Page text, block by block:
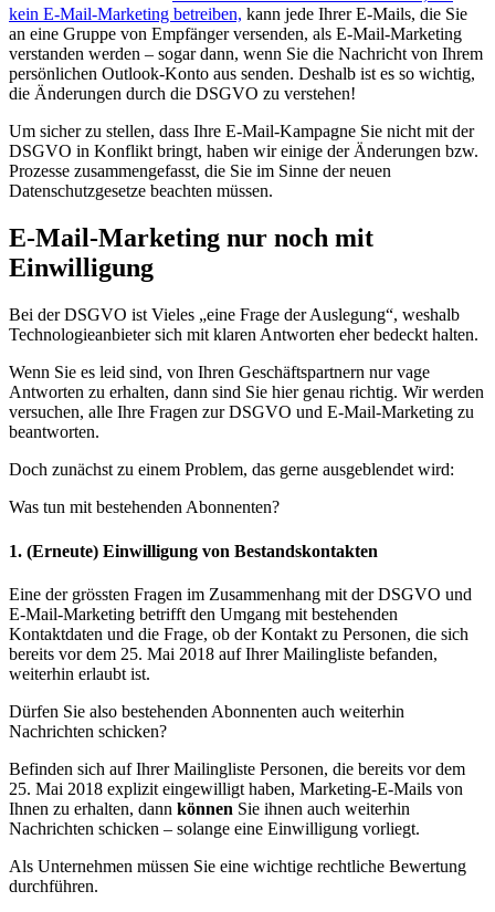
kein E-Mail-Marketing betreiben, kann jede Ihrer E-Mails, die Sie
an eine Gruppe von Empfänger versenden, als E-Mail-Marketing
verstanden werden – sogar dann, wenn Sie die Nachricht von Ihrem
persönlichen Outlook-Konto aus senden. Deshalb ist es so wichtig,
die Änderungen durch die DSGVO zu verstehen!
Um sicher zu stellen, dass Ihre E-Mail-Kampagne Sie nicht mit der
DSGVO in Konflikt bringt, haben wir einige der Änderungen bzw.
Prozesse zusammengefasst, die Sie im Sinne der neuen
Datenschutzgesetze beachten müssen.
E-Mail-Marketing nur noch mit
Einwilligung
Bei der DSGVO ist Vieles „eine Frage der Auslegung“, weshalb
Technologieanbieter sich mit klaren Antworten eher bedeckt halten.
Wenn Sie es leid sind, von Ihren Geschäftspartnern nur vage
Antworten zu erhalten, dann sind Sie hier genau richtig. Wir werden
versuchen, alle Ihre Fragen zur DSGVO und E-Mail-Marketing zu
beantworten.
Doch zunächst zu einem Problem, das gerne ausgeblendet wird:
Was tun mit bestehenden Abonnenten?
1. (Erneute) Einwilligung von Bestandskontakten
Eine der grössten Fragen im Zusammenhang mit der DSGVO und
E-Mail-Marketing betrifft den Umgang mit bestehenden
Kontaktdaten und die Frage, ob der Kontakt zu Personen, die sich
bereits vor dem 25. Mai 2018 auf Ihrer Mailingliste befanden,
weiterhin erlaubt ist.
Dürfen Sie also bestehenden Abonnenten auch weiterhin
Nachrichten schicken?
Befinden sich auf Ihrer Mailingliste Personen, die bereits vor dem
25. Mai 2018 explizit eingewilligt haben, Marketing-E-Mails von
Ihnen zu erhalten, dann können Sie ihnen auch weiterhin
Nachrichten schicken – solange eine Einwilligung vorliegt.
Als Unternehmen müssen Sie eine wichtige rechtliche Bewertung
durchführen.